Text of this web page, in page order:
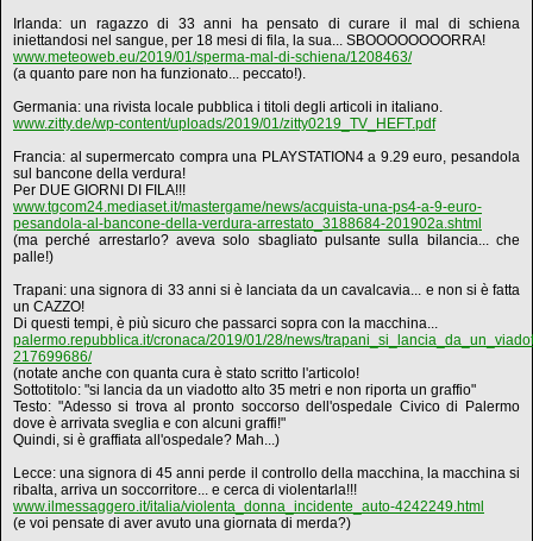
Irlanda: un ragazzo di 33 anni ha pensato di curare il mal di schiena
iniettandosi nel sangue, per 18 mesi di fila, la sua... SBOOOOOOOORRA!
www.meteoweb.eu/2019/01/sperma-mal-di-schiena/1208463/
(a quanto pare non ha funzionato... peccato!).
Germania: una rivista locale pubblica i titoli degli articoli in italiano.
www.zitty.de/wp-content/uploads/2019/01/zitty0219_TV_HEFT.pdf
Francia: al supermercato compra una PLAYSTATION4 a 9.29 euro, pesandola
sul bancone della verdura!
Per DUE GIORNI DI FILA!!!
www.tgcom24.mediaset.it/mastergame/news/acquista-una-ps4-a-9-euro-
pesandola-al-bancone-della-verdura-arrestato_3188684-201902a.shtml
(ma perché arrestarlo? aveva solo sbagliato pulsante sulla bilancia... che
palle!)
Trapani: una signora di 33 anni si è lanciata da un cavalcavia... e non si è fatta
un CAZZO!
Di questi tempi, è più sicuro che passarci sopra con la macchina...
palermo.repubblica.it/cronaca/2019/01/28/news/
217699686/
(notate anche con quanta cura è stato scritto l'articolo!
Sottotitolo: "si lancia da un viadotto alto 35 metri e non riporta un graffio"
Testo: "Adesso si trova al pronto soccorso dell'ospedale Civico di Palermo
dove è arrivata sveglia e con alcuni graffi!"
Quindi, si è graffiata all'ospedale? Mah...)
Lecce: una signora di 45 anni perde il controllo della macchina, la macchina si
ribalta, arriva un soccorritore... e cerca di violentarla!!!
www.ilmessaggero.it/italia/violenta_donna_incidente_auto-4242249.html
(e voi pensate di aver avuto una giornata di merda?)